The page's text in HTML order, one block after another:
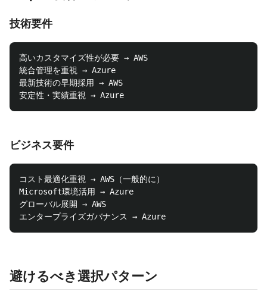
技術要件
高いカスタマイズ性が必要 → AWS
統合管理を重視 → Azure
最新技術の早期採用 → AWS
ビジネス要件
コスト最適化重視 → AWS（一般的に）
Microsoft環境活用 → Azure
グローバル展開 → AWS
避けるべき選択パターン